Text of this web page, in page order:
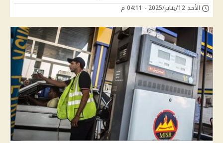
الأحد 12/يناير/2025 - 04:11 م